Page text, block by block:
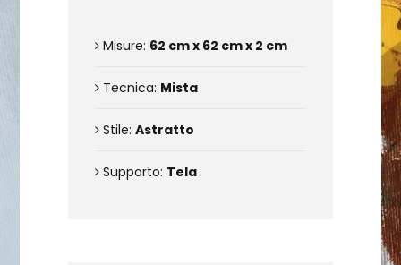
Misure: 62 cm x 62 cm x 2 cm
Tecnica: Mista
Stile: Astratto
Supporto: Tela